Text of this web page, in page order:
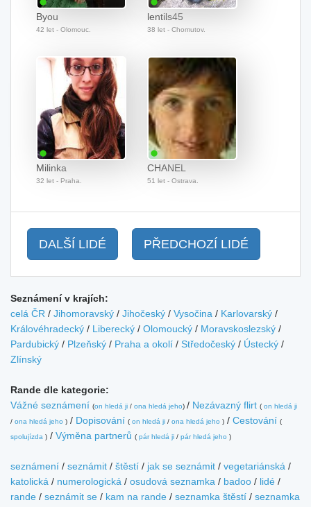
Byou
42 let - Olomouc.
lentils45
38 let - Chomutov.
Milinka
32 let - Praha.
CHANEL
51 let - Ostrava.
DALŠÍ LIDÉ PŘEDCHOZÍ LIDÉ
Seznámení v krajích:
celá ČR / Jihomoravský / Jihočeský / Vysočina / Karlovarský /
Královéhradecký / Liberecký / Olomoucký / Moravskoslezský /
Pardubický / Plzeňský / Praha a okolí / Středočeský / Ústecký /
Zlínský
Rande dle kategorie:
Vážné seznámení (on hledá ji / ona hledá jeho) / Nezávazný flirt ( on hledá ji
/ ona hledá jeho ) / Dopisování ( on hledá ji / ona hledá jeho ) / Cestování (
spolujízda ) / Výměna partnerů ( pár hledá ji / pár hledá jeho )
seznámení / seznámit / štěstí / jak se seznámit / vegetariánská /
katolická / numerologická / osudová seznamka / badoo / lidé /
rande / seznámit se / kam na rande / seznamka štěstí / seznamka